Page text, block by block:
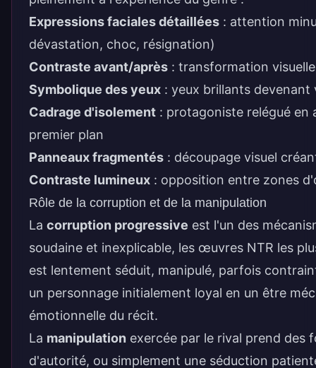
Expressions faciales détaillées : attention
dévastation, choc, résignation)
Contraste avant/après : transformation
Symbolique des yeux : yeux brillants devenant
Cadrage d'isolement : protagoniste relégué en
premier plan
Panneaux fragmentés : découpage visuel
Contraste lumineux : opposition entre zones
Rôle de la corruption et de la manipulation
La corruption progressive est l'un des
soudaine et inexplicable, les œuvres NTR les
est lentement séduit, manipulé, parfois
un personnage initialement loyal en un être
émotionnelle du récit.
La manipulation exercée par le rival prend des
d'autorité, ou simplement une séduction